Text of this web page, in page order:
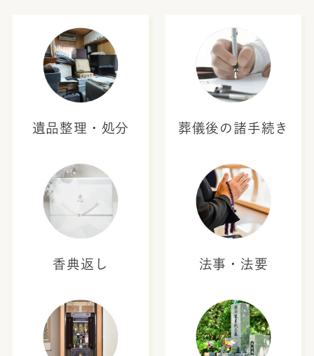
遺品整理・処分 葬儀後の諸手続き
香典返し 法事・法要